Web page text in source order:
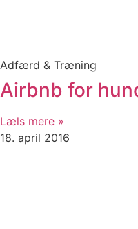
Adfærd & Træning
Airbnb for
Læls mere »
18. april 2016